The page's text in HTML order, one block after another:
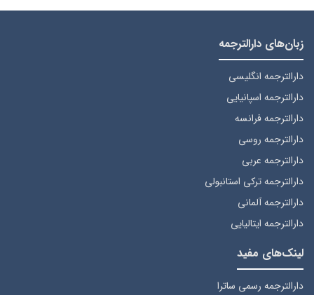
زبان‌های دارالترجمه
دارالترجمه انگلیسی
دارالترجمه اسپانیایی
دارالترجمه فرانسه
دارالترجمه روسی
دارالترجمه عربی
دارالترجمه ترکی استانبولی
دارالترجمه آلمانی
دارالترجمه ایتالیایی
لینک‌های مفید
دارالترجمه رسمی ساترا